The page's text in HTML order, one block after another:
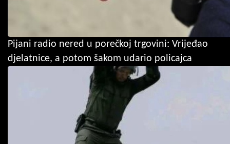
Pijani radio nered u porečkoj trgovini: Vrijeđao
djelatnice, a potom šakom udario policajca